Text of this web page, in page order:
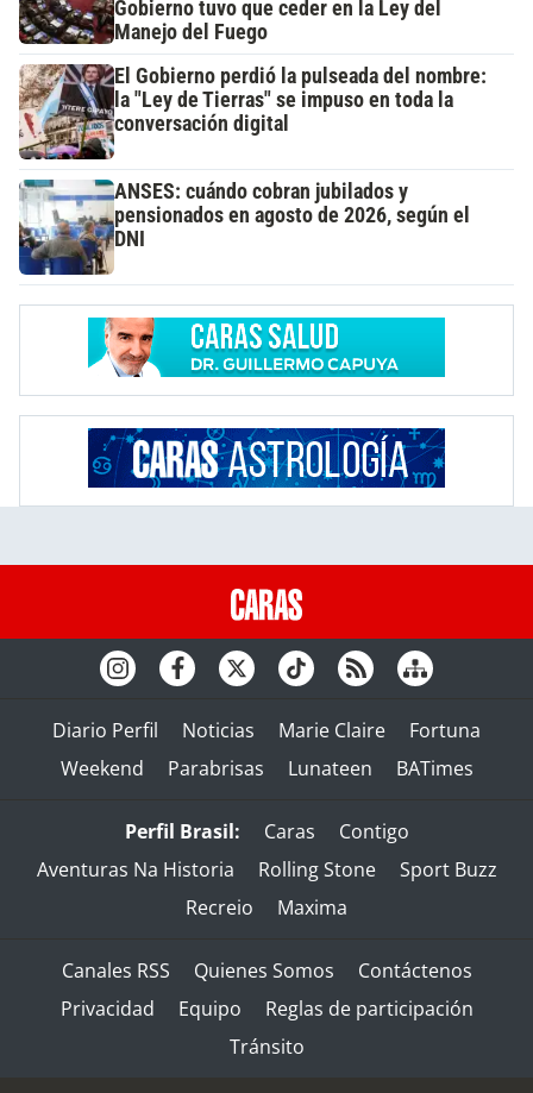
Gobierno tuvo que ceder en la Ley del
Manejo del Fuego
El Gobierno perdió la pulseada del nombre:
la "Ley de Tierras" se impuso en toda la
conversación digital
ANSES: cuándo cobran jubilados y
pensionados en agosto de 2026, según el
DNI
Diario Perfil Noticias Marie Claire
Fortuna
Weekend
Parabrisas Lunateen BATimes
Perfil Brasil: Caras
Contigo
Aventuras Na Historia
Rolling Stone
Sport Buzz
Recreio
Maxima
Canales RSS Quienes Somos
Contáctenos
Privacidad
Equipo
Reglas de participación
Tránsito